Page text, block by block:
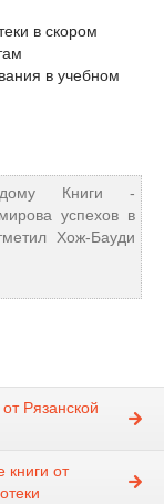
в скором
в учебном
дому Книги -
успехов в
Хож-Бауди
Рязанской
от